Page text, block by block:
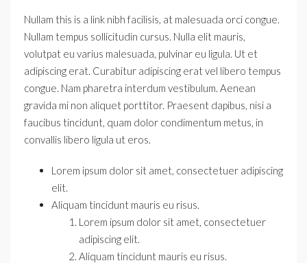
Nullam this is a link nibh facilisis, at malesuada orci congue.
Nullam tempus sollicitudin cursus. Nulla elit mauris,
volutpat eu varius malesuada, pulvinar eu ligula. Ut et
adipiscing erat. Curabitur adipiscing erat vel libero tempus
congue. Nam pharetra interdum vestibulum. Aenean
gravida mi non aliquet porttitor. Praesent dapibus, nisi a
faucibus tincidunt, quam dolor condimentum metus, in
convallis libero ligula ut eros.
Lorem ipsum dolor sit amet, consectetuer adipiscing
elit.
Aliquam tincidunt mauris eu risus.
Lorem ipsum dolor sit amet, consectetuer
adipiscing elit.
Aliquam tincidunt mauris eu risus.